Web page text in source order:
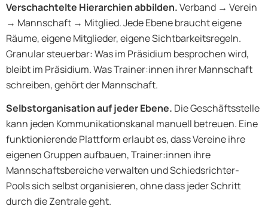
Verschachtelte Hierarchien abbilden.Verband → Verein
→ Mannschaft → Mitglied. Jede Ebene braucht eigene
Räume, eigene Mitglieder, eigene Sichtbarkeitsregeln.
Granular steuerbar: Was im Präsidium besprochen wird,
bleibt im Präsidium. Was Trainer:innen ihrer Mannschaft
schreiben, gehört der Mannschaft.
Selbstorganisation auf jeder Ebene. Die Geschäftsstelle
kann jeden Kommunikationskanal manuell betreuen. Eine
funktionierende Plattform erlaubt es, dass Vereine ihre
eigenen Gruppen aufbauen, Trainer:innen ihre
Mannschaftsbereiche verwalten und Schiedsrichter-
Pools sich selbst organisieren, ohne dass jeder Schritt
durch die Zentrale geht.